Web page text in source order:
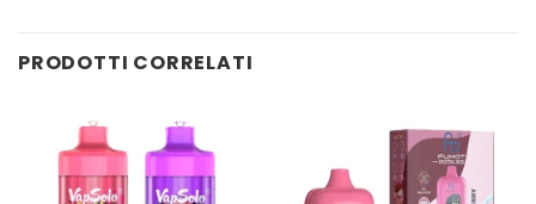
PRODOTTI CORRELATI